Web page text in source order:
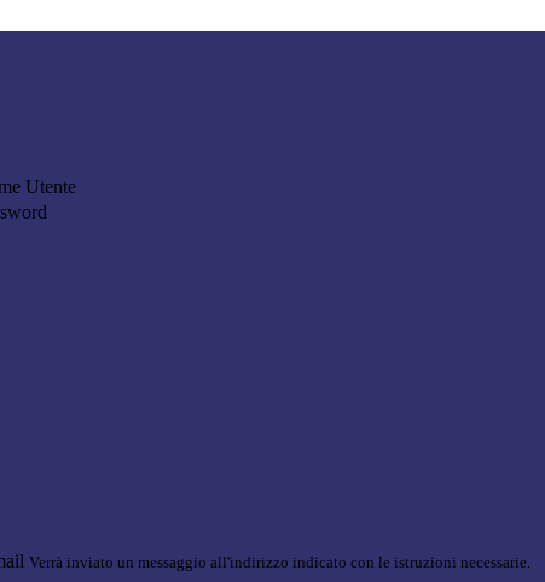
Utente
Verrà inviato un messaggio all'indirizzo indicato con le istruzioni necessarie.